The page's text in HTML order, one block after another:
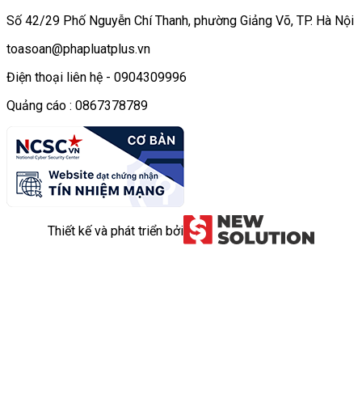
Số 42/29 Phố Nguyễn Chí Thanh, phường Giảng Võ, TP. Hà Nội
toasoan@phapluatplus.vn
Điện thoại liên hệ - 0904309996
Quảng cáo : 0867378789
Thiết kế và phát triển bởi